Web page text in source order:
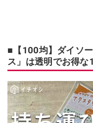
■【100均】ダイソ
ス」は透明でお得な